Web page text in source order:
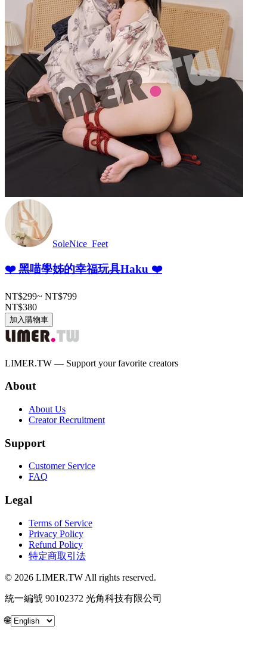
SoleNice_Feet
❤️ 黑喵學姊的幸福玩具Haku ❤️
NT$299~ NT$799
NT$380
加入購物車
LIMER.TW — Support your favorite creators
About
About Us
Creator Recruitment
Support
Customer Service
FAQ
Legal
Terms of Service
Privacy Policy
Refund Policy
特定商取引法
© 2026 LIMER.TW All rights reserved.
統一編號 90102372 光角科技有限公司
🌐